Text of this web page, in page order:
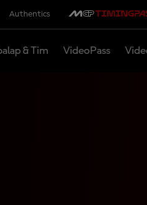
Authentics
& Tim VideoPass